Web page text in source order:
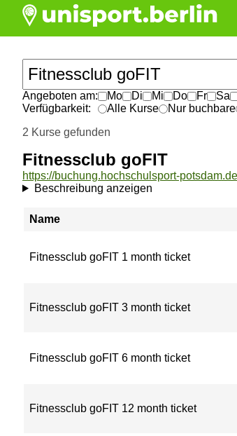
Angeboten am: Mo Di Mi Do Fr Sa
Verfügbarkeit:
Alle Kurse Nur buchbare
2 Kurse gefunden
Fitnessclub goFIT
Beschreibung anzeigen
Name
Fitnessclub goFIT 1 month ticket
Fitnessclub goFIT 3 month ticket
Fitnessclub goFIT 6 month ticket
Fitnessclub goFIT 12 month ticket